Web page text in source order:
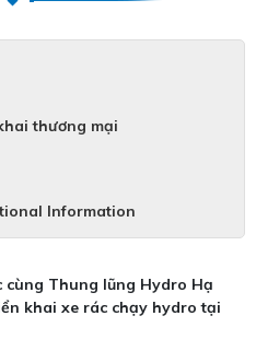
thương mại
Information
cùng Thung lũng Hydro Hạ
khai xe rác chạy hydro tại